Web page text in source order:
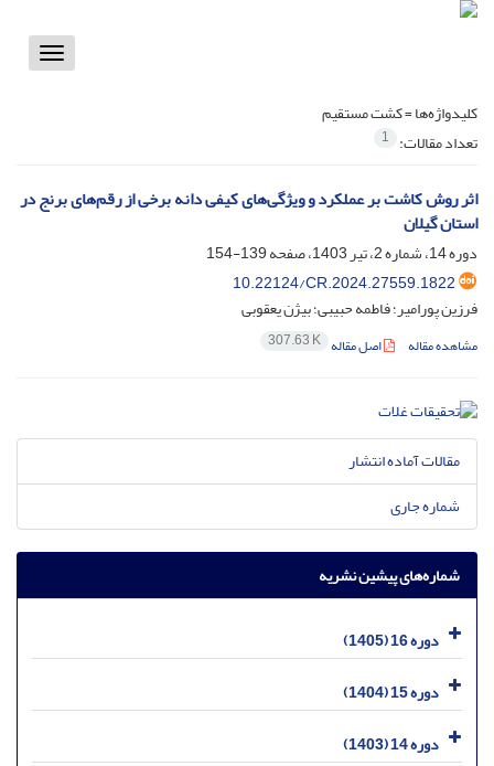
Toggle
کلیدواژه‌ها =کشت مستقیم
تعداد مقالات: 1
اثر روش کاشت بر عملکرد و ویژگی‌های کیفی دانه برخی از رقم‌های برنج در
استان گیلان
دوره 14، شماره 2، تیر 1403، صفحه
139-154
10.22124/CR.2024.27559.1822
فرزین پورامیر؛ فاطمه حبیبی؛ بیژن یعقوبی
مشاهده مقاله اصل مقاله 307.63 K
مقالات آماده انتشار
شماره جاری
شماره‌های پیشین نشریه
دوره 16 (1405)
دوره 15 (1404)
دوره 14 (1403)